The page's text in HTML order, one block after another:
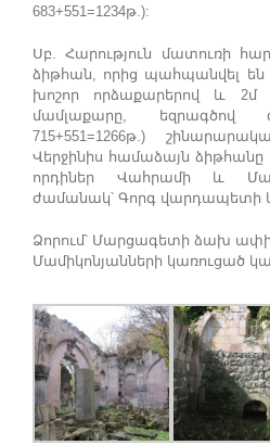
683+551=1234թ.):
Սբ. Հարություն մատուռի
ձիթհան, որից պահպանվել
խոշոր որձաքարերով և 2մ
մամլաքարը,
715+551=1266թ.)
Վերջինիս համաձայն
որդիներ Վահրամի և
ժամանակ՝ Գորգ վարդապետի
Ձորում՝ Մարցագետի ձախ
Մամիկոնյանների կառուցած